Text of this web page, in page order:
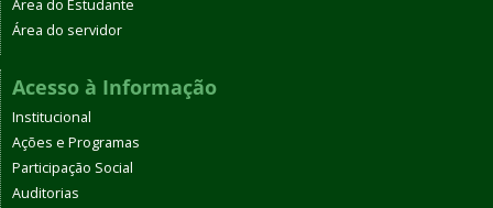
Área do Estudante
Área do servidor
Acesso à Informação
Institucional
Ações e Programas
Participação Social
Auditorias